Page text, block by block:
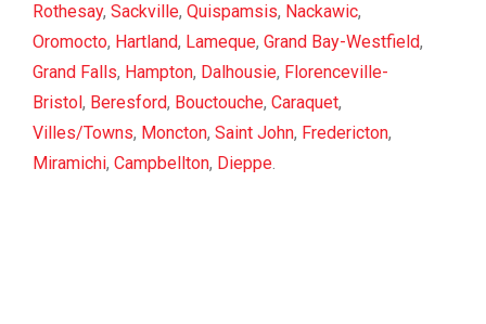
Rothesay, Sackville, Quispamsis, Nackawic,
Oromocto, Hartland, Lameque, Grand Bay-Westfield,
Grand Falls, Hampton, Dalhousie, Florenceville-
Bristol , Beresford, Bouctouche, Caraquet,
Villes/Towns, Moncton, Saint John, Fredericton,
Miramichi, Campbellton, Dieppe.